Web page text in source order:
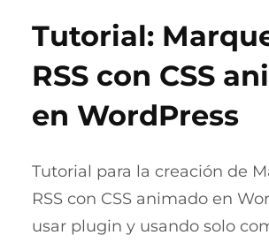
Tutorial:
RSS con CSS
en WordPress
Tutorial para la creación de
RSS con CSS animado en
usar plugin y usando solo